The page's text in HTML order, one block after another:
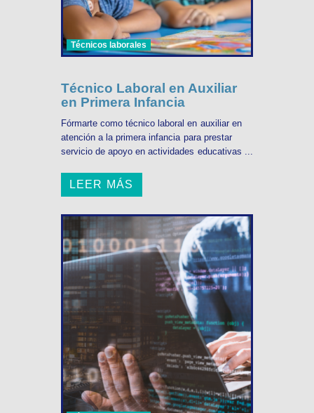
Técnicos laborales
Técnico Laboral en Auxiliar
en Primera Infancia
Fórmarte como técnico laboral en auxiliar en
atención a la primera infancia para prestar
servicio de apoyo en actividades educativas ...
LEER MÁS